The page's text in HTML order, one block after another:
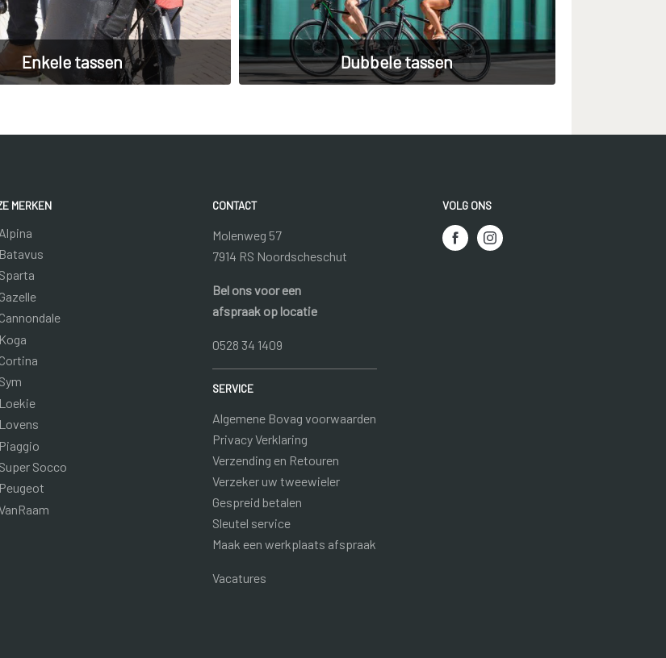
Enkele tassen Dubbele tassen
MERKEN
Alpina
Batavus
Sparta
Gazelle
Cannondale
Koga
Cortina
Sym
Loekie
Lovens
Piaggio
Super Socco
Peugeot
CONTACT
Molenweg 57
7914 RS Noordscheschut
Bel ons voor een
afspraak op locatie
0528 34 1409
SERVICE
Algemene Bovag voorwaarden
Privacy Verklaring
Verzending en Retouren
Verzeker uw tweewieler
Gespreid betalen
Sleutel service
Maak een werkplaats afspraak
Vacatures
VOLG ONS